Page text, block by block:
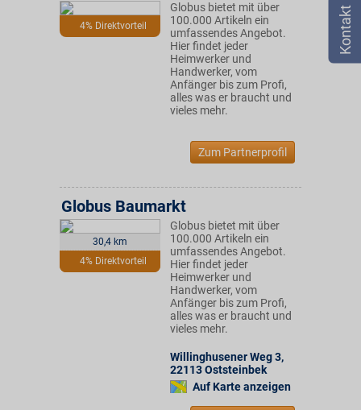
☎ 0800 - 279 25 82
4% Direktvorteil
Globus bietet mit über
100.000 Artikeln ein
umfassendes Angebot.
Hier findet jeder
Heimwerker und
Handwerker, vom
Anfänger bis zum Profi,
alles was er braucht und
vieles mehr.
Zum Partnerprofil
30,4 km
4% Direktvorteil
Globus Baumarkt
Globus bietet mit über
100.000 Artikeln ein
umfassendes Angebot.
Hier findet jeder
Heimwerker und
Handwerker, vom
Anfänger bis zum Profi,
alles was er braucht und
vieles mehr.
Willinghusener Weg 3,
22113Oststeinbek
Auf Karte anzeigen